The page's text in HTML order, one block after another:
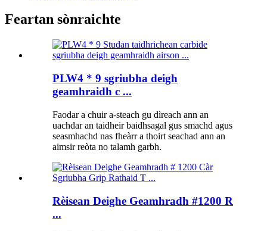
Feartan sònraichte
PLW4 * 9 sgriubha deigh
geamhraidh c ...
Faodar a chuir a-steach gu dìreach ann an
uachdar an taidheir baidhsagal gus smachd agus
seasmhachd nas fheàrr a thoirt seachad ann an
aimsir reòta no talamh garbh.
Rèisean Deighe Geamhradh #1200 R
...